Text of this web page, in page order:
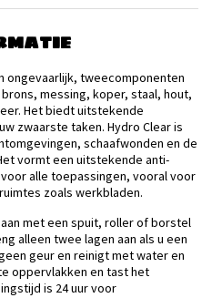
ongevaarlijk, tweecomponenten
messing, koper, staal, hout,
Het biedt uitstekende
zwaarste taken. Hydro Clear is
schaafwonden en de
vormt een uitstekende anti-
alle toepassingen, vooral voor
zoals werkbladen.
met een spuit, roller of borstel
alleen twee lagen aan als u een
geur en reinigt met water en
oppervlakken en tast het
is 24 uur voor